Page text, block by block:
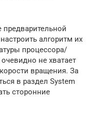
предварительной
алгоритм их
процессора/
не хватает
вращения. За
в раздел System
сторонние